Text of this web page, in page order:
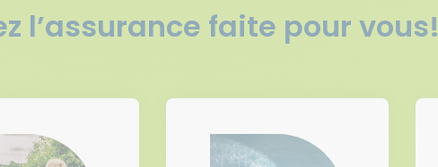
l’assurance faite pour vous!